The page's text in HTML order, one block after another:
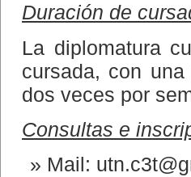
Duración de
La diplomatura
cursada, con
dos veces por
Consultas e
Mail: